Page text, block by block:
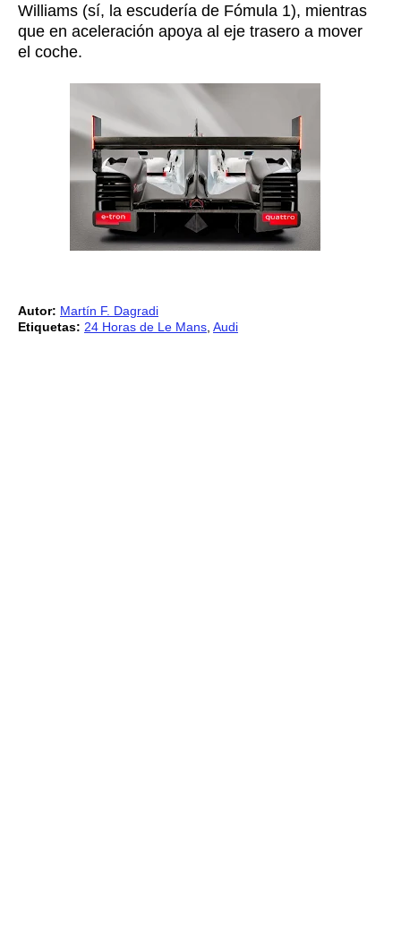
Williams (sí, la escudería de Fómula 1), mientras
que en aceleración apoya al eje trasero a mover
el coche.
Autor: Martín F. Dagradi
Etiquetas: 24 Horas de Le Mans Audi